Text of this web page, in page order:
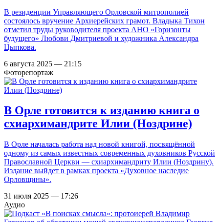
В резиденции Управляющего Орловской митрополией
состоялось вручение Архиерейских грамот. Владыка Тихон
отметил труды руководителя проекта АНО «Горизонты
будущего» Любови Дмитриевой и художника Александра
Цыпкова.
6 августа 2025 — 21:15
Фоторепортаж
В Орле готовится к изданию книга о
схиархимандрите Илии (Ноздрине)
В Орле началась работа над новой книгой, посвящённой
одному из самых известных современных духовников Русской
Православной Церкви — схиархимандриту Илии (Ноздрину).
Издание выйдет в рамках проекта «Духовное наследие
Орловщины».
31 июля 2025 — 17:26
Аудио